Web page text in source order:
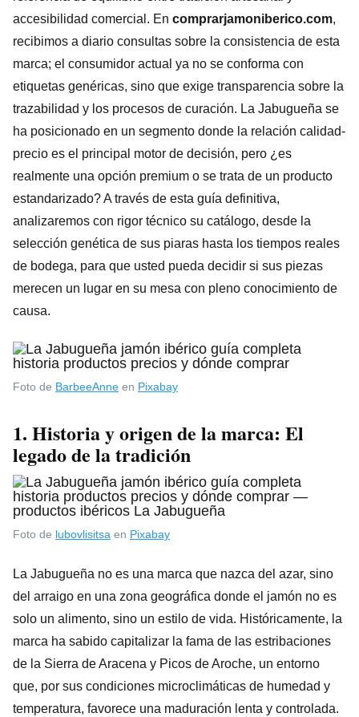
accesibilidad comercial. En comprarjamoniberico.com,
recibimos a diario consultas sobre la consistencia de esta
marca; el consumidor actual ya no se conforma con
etiquetas genéricas, sino que exige transparencia sobre la
trazabilidad y los procesos de curación. La Jabugueña se
ha posicionado en un segmento donde la relación calidad-
precio es el principal motor de decisión, pero ¿es
realmente una opción premium o se trata de un producto
estandarizado? A través de esta guía definitiva,
analizaremos con rigor técnico su catálogo, desde la
selección genética de sus piaras hasta los tiempos reales
de bodega, para que usted pueda decidir si sus piezas
merecen un lugar en su mesa con pleno conocimiento de
causa.
Foto de BarbeeAnne en Pixabay
1. Historia y origen de la marca: El
legado de la tradición
Foto de lubovlisitsa en Pixabay
La Jabugueña no es una marca que nazca del azar, sino
del arraigo en una zona geográfica donde el jamón no es
solo un alimento, sino un estilo de vida. Históricamente, la
marca ha sabido capitalizar la fama de las estribaciones
de la Sierra de Aracena y Picos de Aroche, un entorno
que, por sus condiciones microclimáticas de humedad y
temperatura, favorece una maduración lenta y controlada.